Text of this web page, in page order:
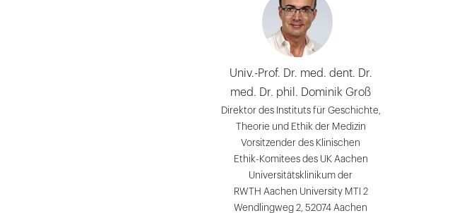
Univ.-Prof. Dr. med. dent. Dr.
med. Dr. phil. Dominik Groß
Direktor des Instituts für Geschichte,
Theorie und Ethik der Medizin
Vorsitzender des Klinischen
Ethik-Komitees des UK Aachen
Universitätsklinikum der
RWTH Aachen University MTI 2
Wendlingweg 2, 52074 Aachen